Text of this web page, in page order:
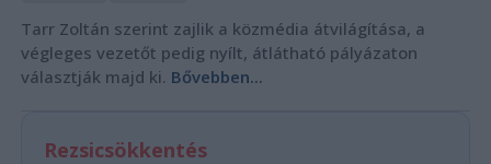
Tarr Zoltán szerint zajlik a közmédia átvilágítása, a
végleges vezetőt pedig nyílt, átlátható pályázaton
választják majd ki. Bővebben...
Rezsicsökkentés